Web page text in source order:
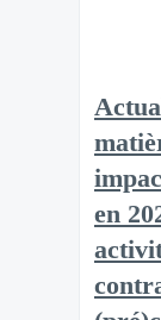
en